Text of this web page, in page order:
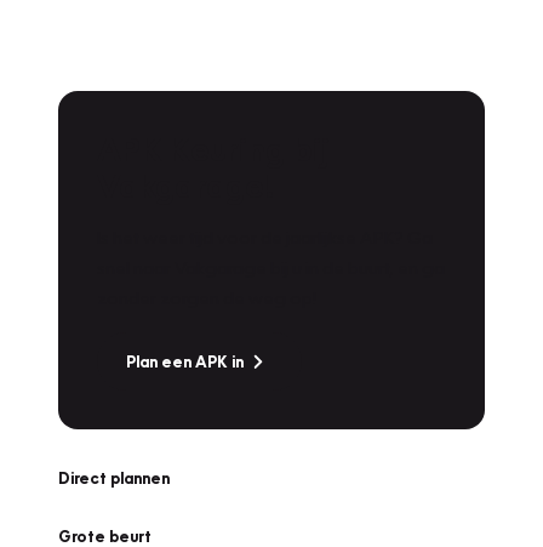
Plan een APK in
Direct plannen
Grote beurt